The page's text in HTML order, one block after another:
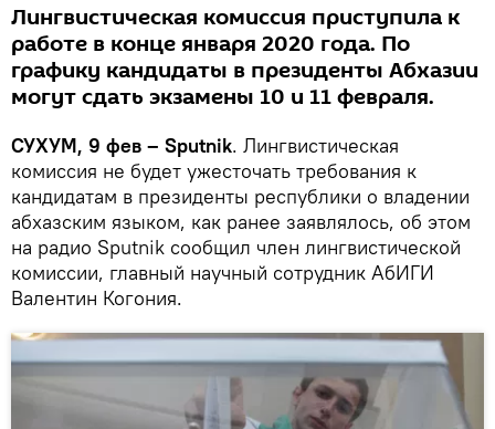
Лингвистическая комиссия приступила к
работе в конце января 2020 года. По
графику кандидаты в президенты Абхазии
могут сдать экзамены 10 и 11 февраля.
СУХУМ, 9 фев – Sputnik. Лингвистическая
комиссия не будет ужесточать требования к
кандидатам в президенты республики о владении
абхазским языком, как ранее заявлялось, об этом
на радио Sputnik сообщил член лингвистической
комиссии, главный научный сотрудник АбИГИ
Валентин Когония.